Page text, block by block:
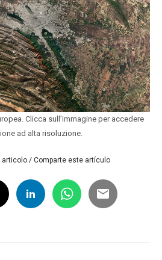
Clicca sull’immagine per accedere
ad alta risoluzione.
/ Comparte este artículo